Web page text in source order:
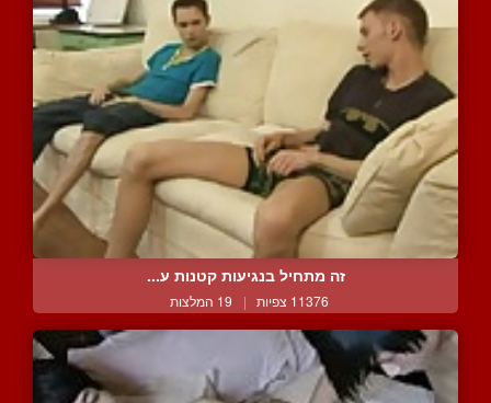
זה מתחיל בנגיעות קטנות ע...
11376 צפיות | 19 המלצות